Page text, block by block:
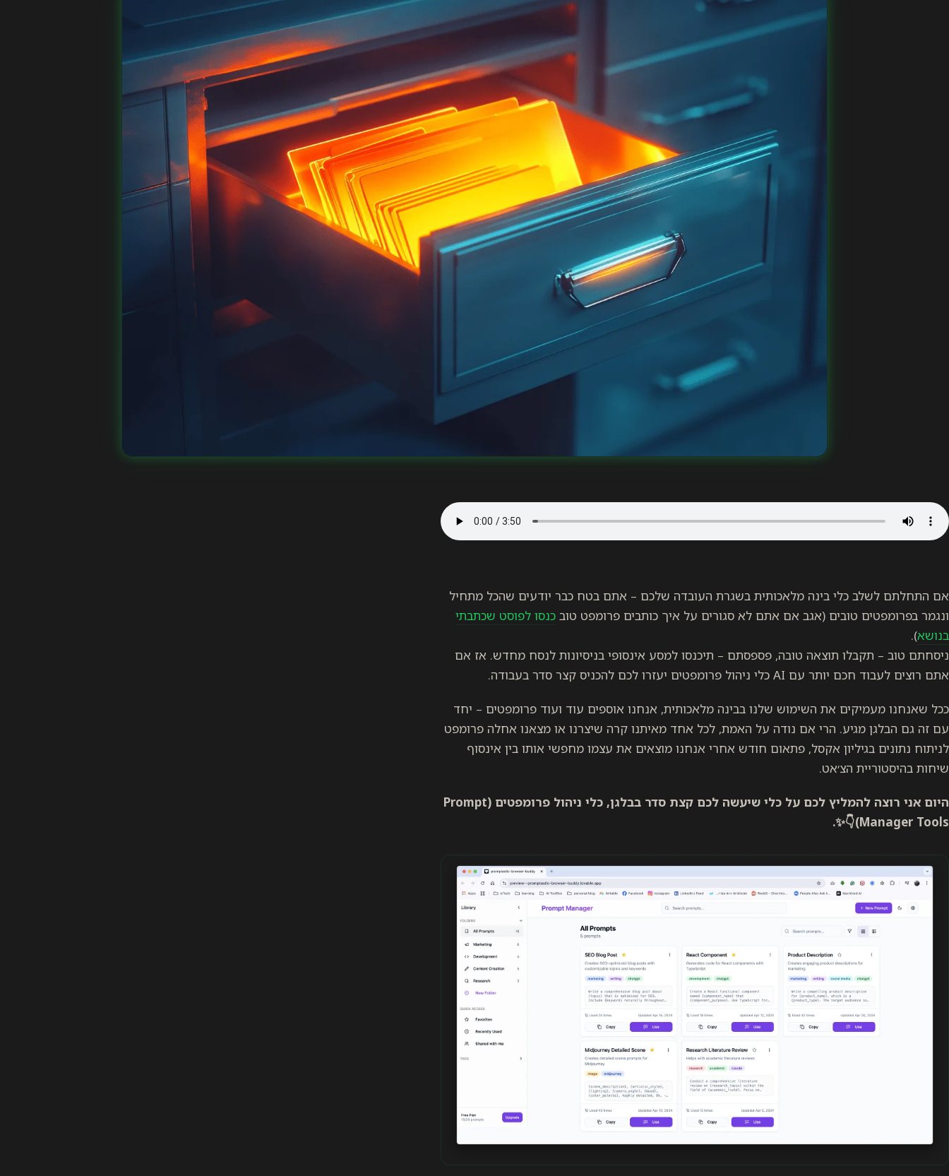
אם התחלתם לשלב כלי בינה מלאכותית בשגרת העובדה שלכם – אתם בטח כבר יודעים שהכל מתחיל
ונגמר בפרומפטים טובים (אגב אם אתם לא סגורים על איך כותבים פרומפט טוב כנסו לפוסט שכתבתי
בנושא).
ניסחתם טוב – תקבלו תוצאה טובה, פספסתם – תיכנסו למסע אינסופי בניסיונות לנסח מחדש. אז אם
אתם רוצים לעבוד חכם יותר עם AI כלי ניהול פרומפטים יעזרו לכם להכניס קצר סדר בעבודה.
ככל שאנחנו מעמיקים את השימוש שלנו בבינה מלאכותית, אנחנו אוספים עוד ועוד פרומפטים – יחד
עם זה גם הבלגן מגיע. הרי אם נודה על האמת, לכל אחד מאיתנו קרה שיצרנו או מצאנו אחלה פרומפט
לניתוח נתונים בגיליון אקסל, פתאום חודש אחרי אנחנו מוצאים את עצמו מחפשי אותו בין אינסוף
שיחות בהיסטוריית הצ׳אט.
היום אני רוצה להמליץ לכם על כלי שיעשה לכם קצת סדר בבלגן, כלי ניהול פרומפטים (Prompt
Manager Tools)👇✨.